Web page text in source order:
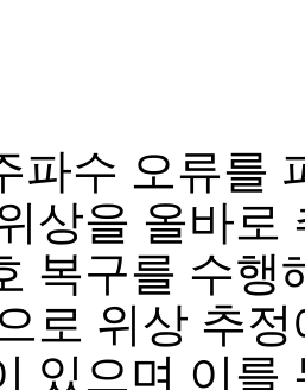
파수 오류를
상을 올바로
복구를 수행
로 위상 추
있으며 이를